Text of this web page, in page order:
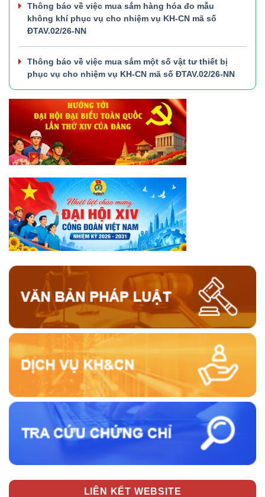
Thông báo về việc mua sắm hàng hóa đo mẫu
không khí phục vụ cho nhiệm vụ KH-CN mã số
ĐTAV.02/26-NN
Thông báo về việc mua sắm một số vật tư thiết bị
phục vụ cho nhiệm vụ KH-CN mã số ĐTAV.02/26-NN
LIÊN KẾT WEBSITE